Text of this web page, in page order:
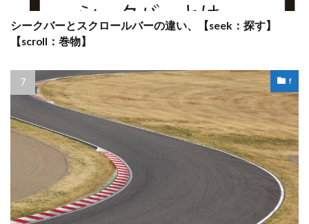
シークバーとスクロールバーの違い、【seek：探す】
【scroll：巻物】
f